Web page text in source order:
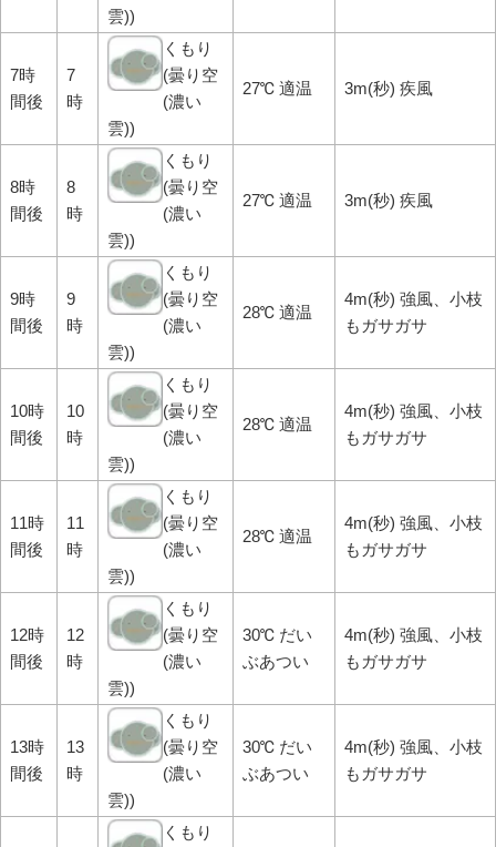
雲))
7時
間後
7
時
くもり
(曇り空
(濃い
雲))
27℃ 適温 3m(秒) 疾風
8時
間後
8
時
くもり
(曇り空
(濃い
雲))
27℃ 適温 3m(秒) 疾風
9時
間後
9
時
くもり
(曇り空
(濃い
雲))
28℃ 適温
4m(秒) 強風、小枝
もガサガサ
10時
間後
10
時
くもり
(曇り空
(濃い
雲))
28℃ 適温
4m(秒) 強風、小枝
もガサガサ
11時
間後
11
時
くもり
(曇り空
(濃い
雲))
28℃ 適温
4m(秒) 強風、小枝
もガサガサ
12時
間後
12
時
くもり
(曇り空
(濃い
雲))
30℃ だい
ぶあつい
4m(秒) 強風、小枝
もガサガサ
13時
間後
13
時
くもり
(曇り空
(濃い
雲))
30℃ だい
ぶあつい
4m(秒) 強風、小枝
もガサガサ
くもり